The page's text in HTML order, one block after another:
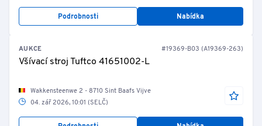
Podrobnosti Nabídka
AUKCE #19369-B03 (A19369-263)
Všívací stroj Tuftco 41651002-L
Wakkensteenwe 2 - 8710 Sint Baafs Vijve
04. zář 2026, 10:01 (SELČ)